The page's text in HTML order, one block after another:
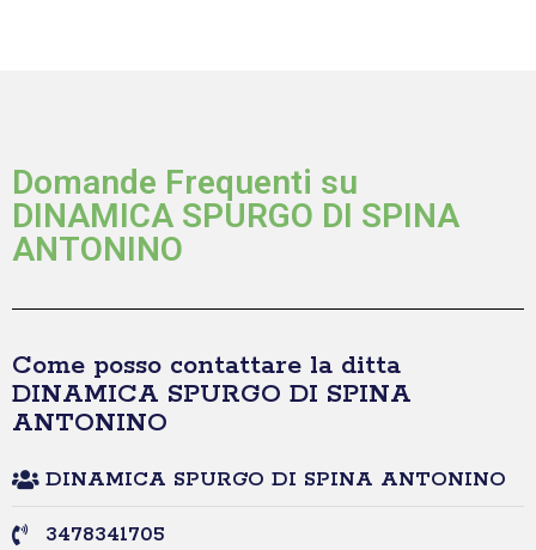
Domande Frequenti su
DINAMICA SPURGO DI SPINA
ANTONINO
Come posso contattare la ditta
DINAMICA SPURGO DI SPINA
ANTONINO
DINAMICA SPURGO DI SPINA ANTONINO
3478341705